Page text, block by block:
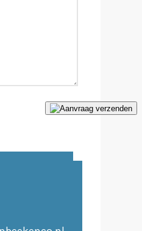
Aanvraag verzenden